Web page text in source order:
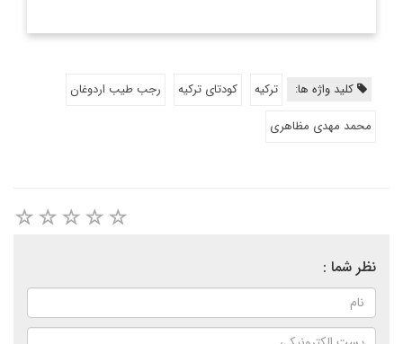
کلید واژه ها: ترکیه کودتای ترکیه
رجب طیب اردوغان
محمد مهدی مظاهری
نظر شما :